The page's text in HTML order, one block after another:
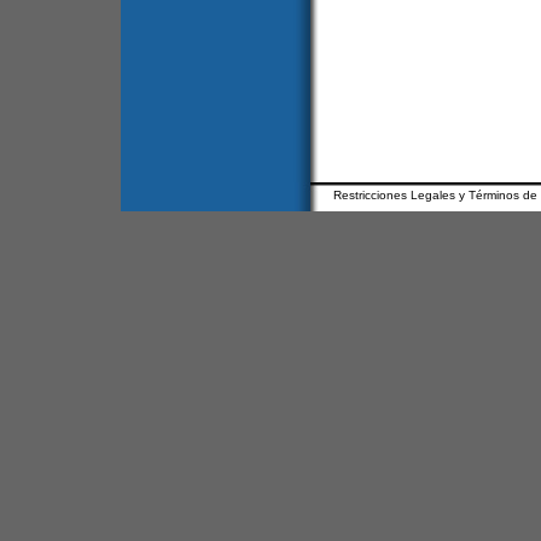
Restricciones Legales y Términos de